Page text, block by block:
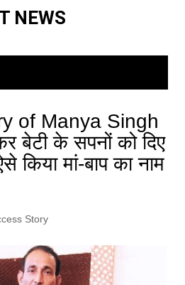
NEWS
of Manya Singh
बेटी के सपनों को दिए
किया मां-बाप का नाम
Story